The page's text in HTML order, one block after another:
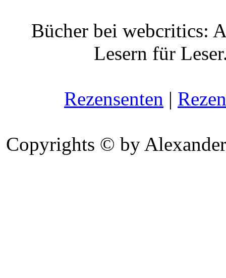
Bücher bei webcritics:
Lesern für
Rezensenten |
Copyrights © by